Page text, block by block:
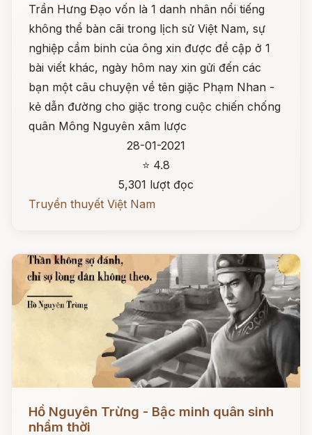
Trần Hưng Đạo vốn là 1 danh nhân nổi tiếng
không thể bàn cãi trong lịch sử Việt Nam, sự
nghiệp cầm binh của ông xin được đề cập ở 1
bài viết khác, ngày hôm nay xin gửi đến các
bạn một câu chuyện về tên giặc Phạm Nhan -
kẻ dẫn đường cho giặc trong cuộc chiến chống
quân Mông Nguyên xâm lược
28-01-2021
⭐ 4.8
5,301 lượt đọc
Truyền thuyết Việt Nam
Đọc ngay
Hồ Nguyên Trừng - Bậc minh quân sinh
nhầm thời